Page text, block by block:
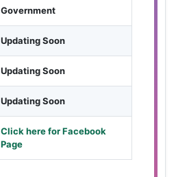
Government
Updating Soon
Updating Soon
Updating Soon
Click here for Facebook
Page